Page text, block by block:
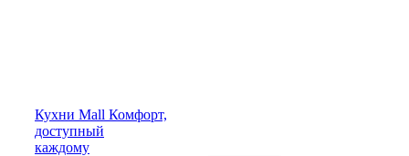
Кухни Mall Комфорт,
доступный
каждому